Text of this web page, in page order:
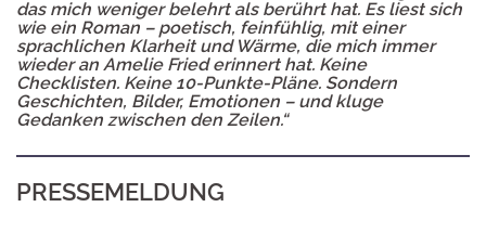
das mich weniger belehrt als berührt hat. Es liest sich
wie ein Roman – poetisch, feinfühlig, mit einer
sprachlichen Klarheit und Wärme, die mich immer
wieder an Amelie Fried erinnert hat. Keine
Checklisten. Keine 10-Punkte-Pläne. Sondern
Geschichten, Bilder, Emotionen – und kluge
Gedanken zwischen den Zeilen.“
PRESSEMELDUNG